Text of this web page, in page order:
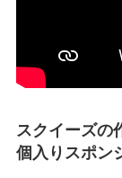
スクイーズの
個入りスポン